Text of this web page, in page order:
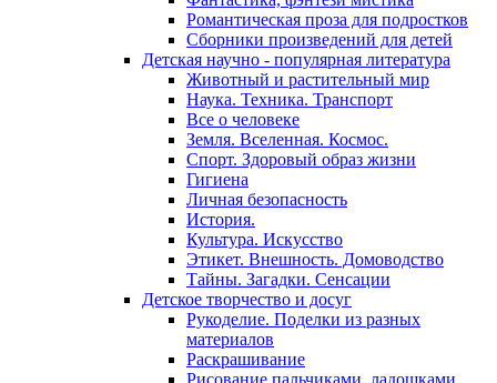
Романтическая проза для подростков
Сборники произведений для детей
Детская научно - популярная литература
Животный и растительный мир
Наука. Техника. Транспорт
Все о человеке
Земля. Вселенная. Космос.
Спорт. Здоровый образ жизни
Гигиена
Личная безопасность
История.
Культура. Искусство
Этикет. Внешность. Домоводство
Тайны. Загадки. Сенсации
Детское творчество и досуг
Рукоделие. Поделки из разных
материалов
Раскрашивание
Рисование пальчиками, ладошками